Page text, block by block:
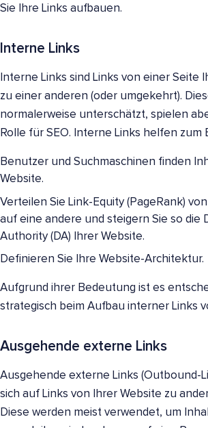
Sie Ihre Links aufbauen.
Interne Links
Interne Links sind Links von einer Seite
zu einer anderen (oder umgekehrt).
normalerweise unterschätzt, spielen
Rolle für SEO. Interne Links helfen zum
Benutzer und Suchmaschinen finden
Website.
Verteilen Sie Link-Equity (PageRank)
auf eine andere und steigern Sie so die
Authority (DA) Ihrer Website.
Definieren Sie Ihre Website-Architektur.
Aufgrund ihrer Bedeutung ist es
strategisch beim Aufbau interner Links
Ausgehende externe Links
Ausgehende externe Links (Outbound-
sich auf Links von Ihrer Website zu
Diese werden meist verwendet, um